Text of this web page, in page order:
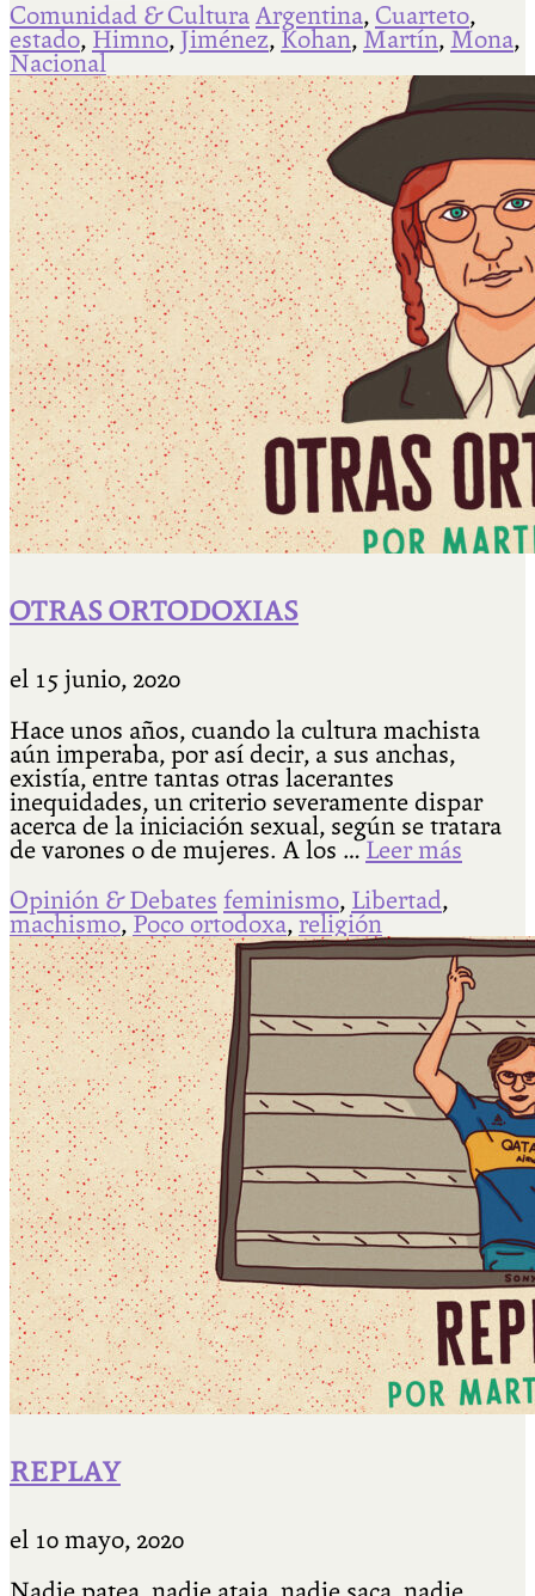
Qué es Ají
Staff
Comunidad & Cultura Argentina, Cuarteto,
estado, Himno, Jiménez, Kohan, Martín, Mona,
Nacional
OTRAS ORTODOXIAS
el 15 junio, 2020
Hace unos años, cuando la cultura machista
aún imperaba, por así decir, a sus anchas,
existía, entre tantas otras lacerantes
inequidades, un criterio severamente dispar
acerca de la iniciación sexual, según se tratara
de varones o de mujeres. A los …Leer más
Opinión & Debates feminismo, Libertad,
machismo, Poco ortodoxa, religión
REPLAY
el 10 mayo, 2020